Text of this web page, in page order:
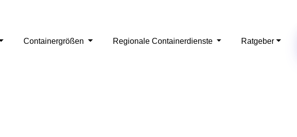
Containergrößen Regionale Containerdienste Ratgeber